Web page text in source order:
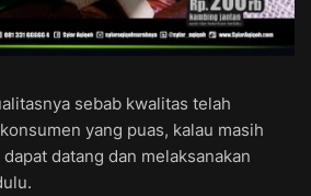
sebab kwalitas telah
yang puas, kalau masih
datang dan melaksanakan